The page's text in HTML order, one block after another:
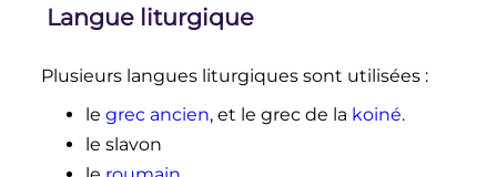
Langue liturgique
Plusieurs langues liturgiques sont utilisées :
le grec ancien, et le grec de la koiné.
le slavon